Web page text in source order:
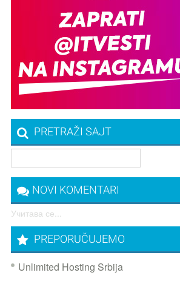
PRETRAŽI SAJT
NOVI KOMENTARI
Учитава се...
PREPORUČUJEMO
Unlimited Hosting Srbija